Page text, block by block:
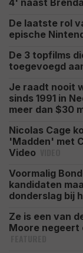
4' naast
De laatste rol
epische
De 3 topfilms
toegevoegd
Je raadt nooit
sinds 1991 in
meer dan $30
Nicolas Cage
'Madden' met
Video
Voormalig
kandidaten
donderslag bij
Ze is een van
Moore negeert